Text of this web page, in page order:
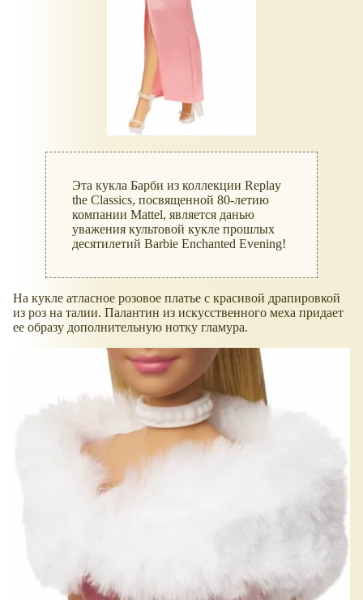
Эта кукла Барби из коллекции Replay
the Classics, посвященной 80-летию
компании Mattel, является данью
уважения культовой кукле прошлых
десятилетий Barbie Enchanted Evening!
На кукле атласное розовое платье с красивой драпировкой
из роз на талии. Палантин из искусственного меха придает
ее образу дополнительную нотку гламура.